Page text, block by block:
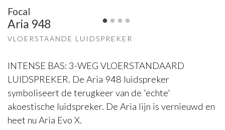
Focal
Aria 948
VLOERSTAANDE LUIDSPREKER
INTENSE BAS: 3-WEG VLOERSTANDAARD
LUIDSPREKER. De Aria 948 luidspreker
symboliseert de terugkeer van de 'echte'
akoestische luidspreker. De Aria lijn is vernieuwd en
heet nu Aria Evo X.